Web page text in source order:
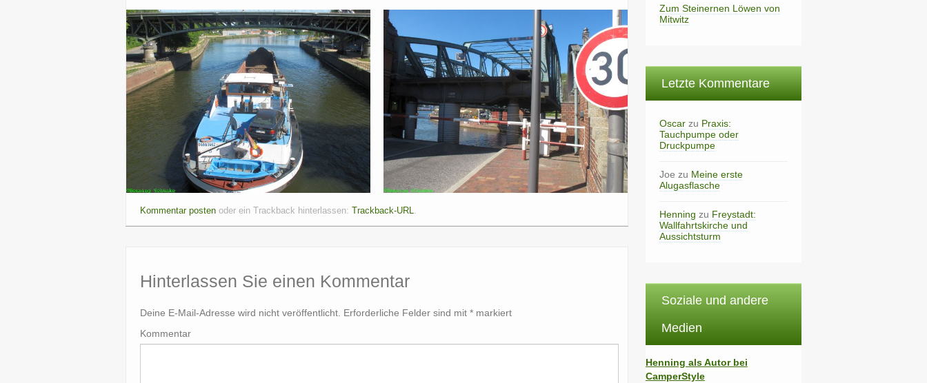
Kommentar posten oder ein Trackback hinterlassen: Trackback-URL
Hinterlassen Sie einen Kommentar
Deine E-Mail-Adresse wird nicht veröffentlicht. Erforderliche Felder sind mit * markiert
Kommentar
Zum Steinernen Löwen von
Mitwitz
Letzte Kommentare
Oscarzu Praxis:
Tauchpumpe oder
Druckpumpe
Joe zu Meine erste
Alugasflasche
Henning zu Freystadt:
Wallfahrtskirche und
Aussichtsturm
Soziale und andere
Medien
Henning als Autor bei
CamperStyle